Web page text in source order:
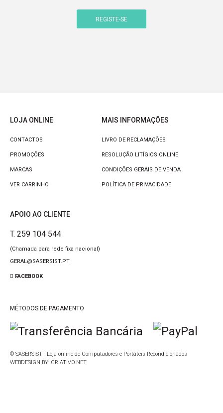
REGISTE-SE
LOJA ONLINE
CONTACTOS
PROMOÇÕES
MARCAS
VER CARRINHO
MAIS INFORMAÇÕES
LIVRO DE RECLAMAÇÕES
RESOLUÇÃO LITÍGIOS ONLINE
CONDIÇÕES GERAIS DE VENDA
POLÍTICA DE PRIVACIDADE
APOIO AO CLIENTE
T. 259 104 544
(Chamada para rede fixa nacional)
GERAL@SASERSIST.PT
FACEBOOK
MÉTODOS DE PAGAMENTO
© SASERSIST - Loja online de Computadores e Portáteis Recondicionados
WEBDESIGN BY: CRIATIVO.NET